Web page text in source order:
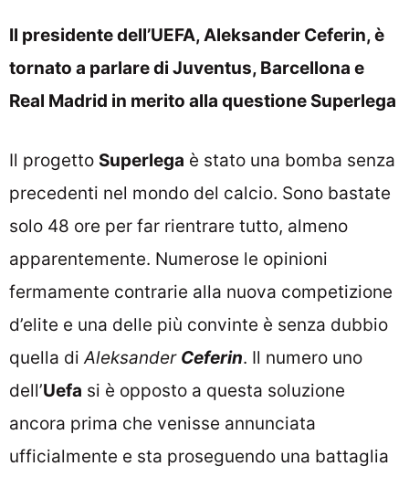
Il presidente dell’UEFA, Aleksander Ceferin, è
tornato a parlare di Juventus, Barcellona e
Real Madrid in merito alla questione Superlega
Il progetto Superlega è stato una bomba senza
precedenti nel mondo del calcio. Sono bastate
solo 48 ore per far rientrare tutto, almeno
apparentemente. Numerose le opinioni
fermamente contrarie alla nuova competizione
d’elite e una delle più convinte è senza dubbio
quella diAleksander Ceferin. Il numero uno
dell’Uefa si è opposto a questa soluzione
ancora prima che venisse annunciata
ufficialmente e sta proseguendo una battaglia